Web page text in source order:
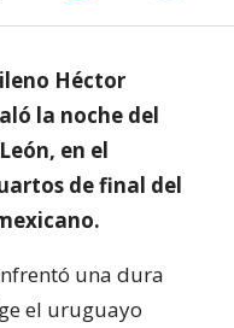
Héctor
la noche del
en el
de final del
una dura
el uruguayo